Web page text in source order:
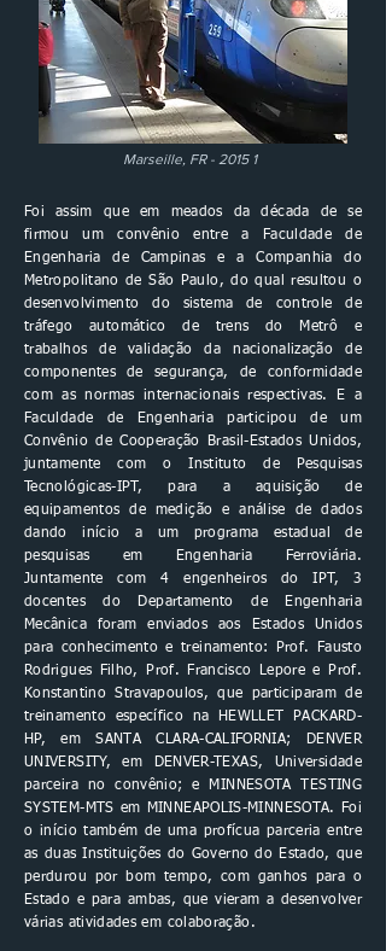
Marseille, FR - 2015 1
Foi assim que em meados da década de se
firmou um convênio entre a Faculdade de
Engenharia de Campinas e a Companhia do
Metropolitano de São Paulo, do qual resultou o
desenvolvimento do sistema de controle de
tráfego automático de trens do Metrô e
trabalhos de validação da nacionalização de
componentes de segurança, de conformidade
com as normas internacionais respectivas. E a
Faculdade de Engenharia participou de um
Convênio de Cooperação Brasil-Estados Unidos,
juntamente com o Instituto de Pesquisas
Tecnológicas-IPT, para a aquisição de
equipamentos de medição e análise de dados
dando início a um programa estadual de
pesquisas em Engenharia Ferroviária.
Juntamente com 4 engenheiros do IPT, 3
docentes do Departamento de Engenharia
Mecânica foram enviados aos Estados Unidos
para conhecimento e treinamento: Prof. Fausto
Rodrigues Filho, Prof. Francisco Lepore e Prof.
Konstantino Stravapoulos, que participaram de
treinamento específico na HEWLLET PACKARD-
HP, em SANTA CLARA-CALIFORNIA; DENVER
UNIVERSITY, em DENVER-TEXAS, Universidade
parceira no convênio; e MINNESOTA TESTING
SYSTEM-MTS em MINNEAPOLIS-MINNESOTA. Foi
o início também de uma profícua parceria entre
as duas Instituições do Governo do Estado, que
perdurou por bom tempo, com ganhos para o
Estado e para ambas, que vieram a desenvolver
várias atividades em colaboração.